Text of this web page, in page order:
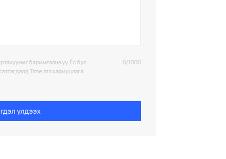
баримтална уу. Ёс бус
Time.mn хариуцлага
0/1000
үлдээх